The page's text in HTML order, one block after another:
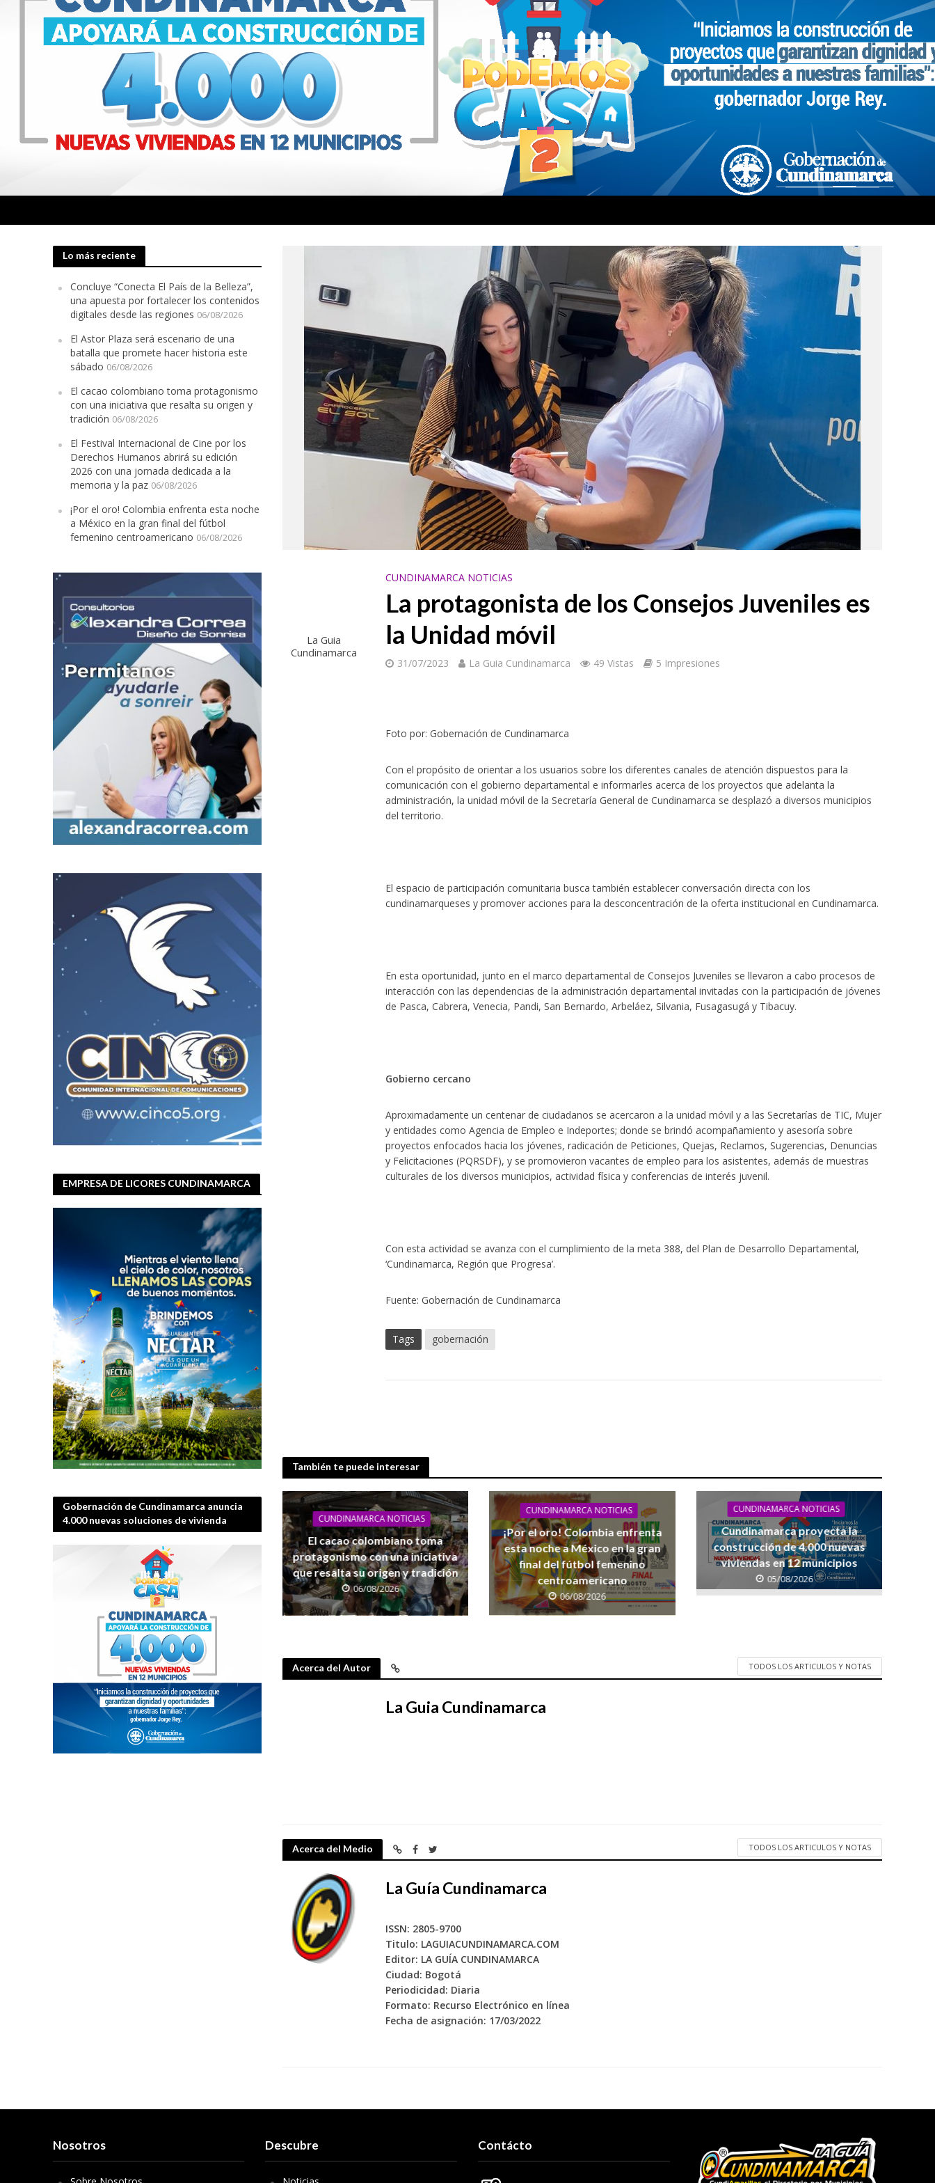
Lo más reciente
Concluye “Conecta El País de la Belleza”,
una apuesta por fortalecer los contenidos
digitales desde las regiones 06/08/2026
El Astor Plaza será escenario de una
batalla que promete hacer historia este
sábado 06/08/2026
El cacao colombiano toma protagonismo
con una iniciativa que resalta su origen y
tradición 06/08/2026
El Festival Internacional de Cine por los
Derechos Humanos abrirá su edición
2026 con una jornada dedicada a la
memoria y la paz 06/08/2026
¡Por el oro! Colombia enfrenta esta noche
a México en la gran final del fútbol
femenino centroamericano 06/08/2026
EMPRESA DE LICORES CUNDINAMARCA
Gobernación de Cundinamarca anuncia
4.000 nuevas soluciones de vivienda
La Guia
Cundinamarca
CUNDINAMARCA NOTICIAS
La protagonista de los Consejos Juveniles es
la Unidad móvil
31/07/2023 La Guia Cundinamarca 49 Vistas 5 Impresiones
Foto por: Gobernación de Cundinamarca
Con el propósito de orientar a los usuarios sobre los diferentes canales de atención dispuestos para la
comunicación con el gobierno departamental e informarles acerca de los proyectos que adelanta la
administración, la unidad móvil de la Secretaría General de Cundinamarca se desplazó a diversos municipios
del territorio.
El espacio de participación comunitaria busca también establecer conversación directa con los
cundinamarqueses y promover acciones para la desconcentración de la oferta institucional en Cundinamarca.
En esta oportunidad, junto en el marco departamental de Consejos Juveniles se llevaron a cabo procesos de
interacción con las dependencias de la administración departamental invitadas con la participación de jóvenes
de Pasca, Cabrera, Venecia, Pandi, San Bernardo, Arbeláez, Silvania, Fusagasugá y Tibacuy.
Gobierno cercano
Aproximadamente un centenar de ciudadanos se acercaron a la unidad móvil y a las Secretarías de TIC, Mujer
y entidades como Agencia de Empleo e Indeportes; donde se brindó acompañamiento y asesoría sobre
proyectos enfocados hacia los jóvenes, radicación de Peticiones, Quejas, Reclamos, Sugerencias, Denuncias
y Felicitaciones (PQRSDF), y se promovieron vacantes de empleo para los asistentes, además de muestras
culturales de los diversos municipios, actividad física y conferencias de interés juvenil.
Con esta actividad se avanza con el cumplimiento de la meta 388, del Plan de Desarrollo Departamental,
‘Cundinamarca, Región que Progresa’.
Fuente: Gobernación de Cundinamarca
Tags gobernación
También te puede interesar
CUNDINAMARCA NOTICIAS
El cacao colombiano toma
protagonismo con una iniciativa
que resalta su origen y tradición
06/08/2026
CUNDINAMARCA NOTICIAS
¡Por el oro! Colombia enfrenta
esta noche a México en la gran
final del fútbol femenino
centroamericano
06/08/2026
CUNDINAMARCA NOTICIAS
Cundinamarca proyecta la
construcción de 4.000 nuevas
viviendas en 12 municipios
05/08/2026
Acerca del Autor TODOS LOS ARTICULOS Y NOTAS
La Guia Cundinamarca
Acerca del Medio TODOS LOS ARTICULOS Y NOTAS
La Guía Cundinamarca
ISSN: 2805-9700
Titulo: LAGUIACUNDINAMARCA.COM
Editor: LA GUÍA CUNDINAMARCA
Ciudad: Bogotá
Periodicidad: Diaria
Formato: Recurso Electrónico en línea
Fecha de asignación: 17/03/2022
Nosotros Descubre Contácto